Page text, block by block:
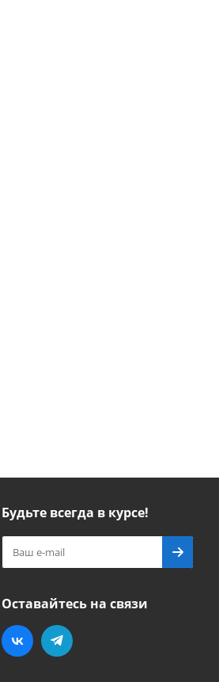
Будьте всегда в курсе!
Оставайтесь на связи